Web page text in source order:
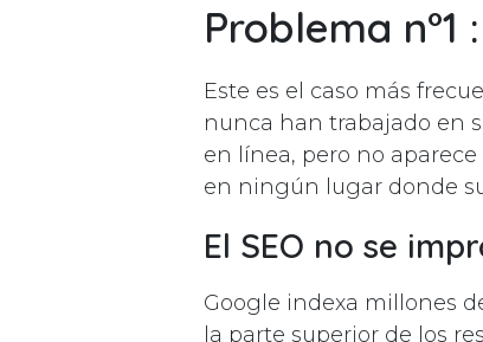
Problema n°1
Este es el caso más
nunca han trabajado en
en línea, pero no
en ningún lugar donde
El SEO no se
Google indexa millones
la parte superior de los